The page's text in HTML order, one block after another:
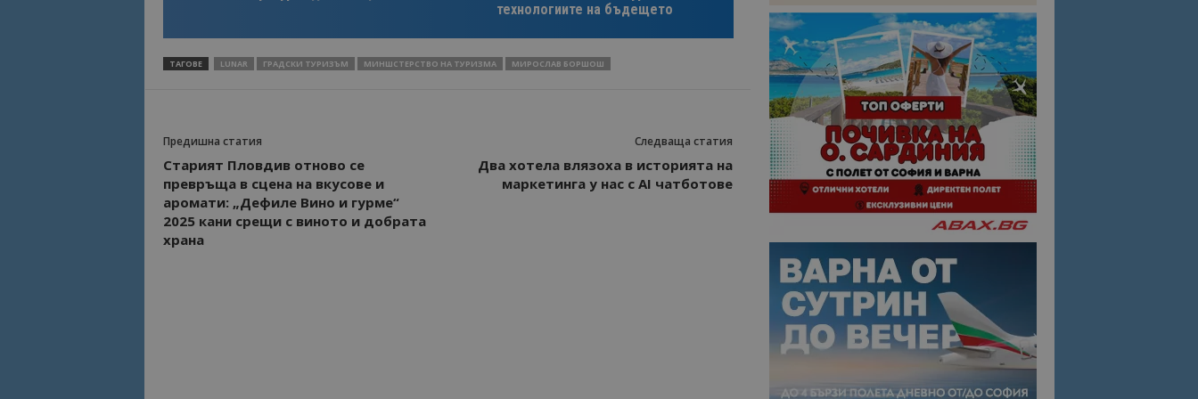
технологиите на бъдещето
ТАГОВЕ LUNAR ГРАДСКИ ТУРИЗЪМ МИНШСТЕРСТВО НА ТУРИЗМА МИРОСЛАВ БОРШОШ
Предишна статия
Старият Пловдив отново се
превръща в сцена на вкусове и
аромати: „Дефиле Вино и гурме“
2025 кани срещи с виното и добрата
храна
Следваща статия
Два хотела влязоха в историята на
маркетинга у нас с AI чатботове